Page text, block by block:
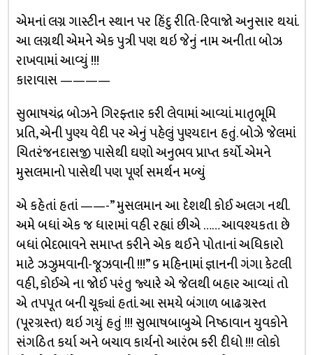
એમનાં લગ્ન ગાસ્ટીન સ્થાન પર હિંદુ રીતિ-રિવાજો અનુસાર થયાં.
આ લગ્નથી એમને એક પુત્રી પણ થઇ જેનું નામ અનીતા બોઝ
રાખવામાં આવ્યું !!!
કારાવાસ ————
સુભાષચંદ્ર બોઝને ગિરફ્તાર કરી લેવામાં આવ્યાં. માતૃભૂમિ
પ્રતિ, એની પુણ્ય વેદી પર એનું પહેલું પુણ્યદાન હતું. બોઝે જેલમાં
ચિતરંજનદાસજી પાસેથી ઘણો અનુભવ પ્રાપ્ત કર્યો. એમને
મુસલમાનો પાસેથી પણ પૂર્ણ સમર્થન મળ્યું
એ કહેતાં હતાં ——-” મુસલમાન આ દેશથી કોઈ અલગ નથી.
અમે બધાં એક જ ધારામાં વહી રહ્યાં છીએ …… આવશ્યકતા છે
બધાં ભેદભાવને સમાપ્ત કરીને એક થઈને પોતાનાં અધિકારો
માટે ઝઝુમવાની-જૂઝવાની !!!” ૬ મહિનામાં જ્ઞાનની ગંગા કેટલી
વહી, કોઈએ ના જોઈ પરંતુ જ્યારે એ જેલથી બહાર આવ્યાં તો
એ તપપૂત બની ચૂક્યાં હતાં. આ સમયે બંગાળ બાઢગ્રસ્ત
(પૂરગ્રસ્ત) થઇ ગયું હતું !!! સુભાષબાબુએ નિષ્ઠાવાન યુવકોને
સંગઠિત કર્યા અને બચાવ કાર્યનો આરંભ કરી દીધો !!! લોકો